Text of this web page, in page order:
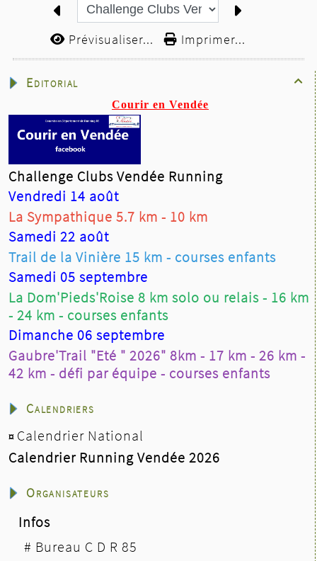

Editorial
Courir en Vendée
Challenge Clubs Vendée Running
Vendredi 14 août
La Sympathique 5.7 km - 10 km
Samedi 22 août
Trail de la Vinière 15 km - courses enfants
Samedi 05 septembre
La Dom'Pieds'Roise 8 km solo ou relais - 16 km
- 24 km - courses enfants
Dimanche 06 septembre
Gaubre'Trail "Eté " 2026" 8km - 17 km - 26 km -
42 km - défi par équipe - courses enfants
Calendriers
¤ Calendrier National
Calendrier Running Vendée 2026
Organisateurs
Infos
# Bureau C D R 85
Prévisualiser... Imprimer...